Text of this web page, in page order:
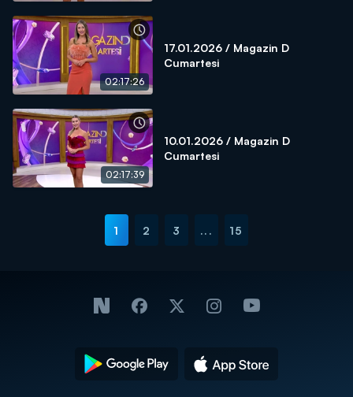
02:17:26
17.01.2026 / Magazin D
Cumartesi
02:17:39
10.01.2026 / Magazin D
Cumartesi
1 2 3 ... 15